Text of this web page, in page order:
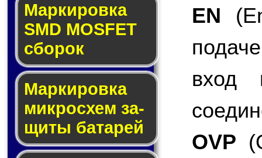
Мар­ки­ров­ка
SMD MOSFET
сбо­рок
Мар­ки­ров­ка
мик­ро­схем за­
щи­ты ба­та­рей
EN
вход
OVP